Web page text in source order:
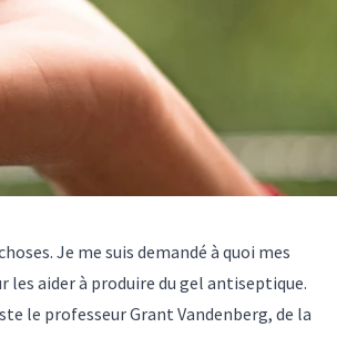
Je me suis demandé à quoi mes
aider à produire du gel antiseptique.
le professeur Grant Vandenberg, de la